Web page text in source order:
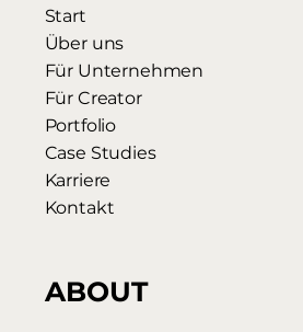
ABOUT
Start
Über uns
Für Unternehmen
Für Creator
Portfolio
Case Studies
Karriere
Kontakt